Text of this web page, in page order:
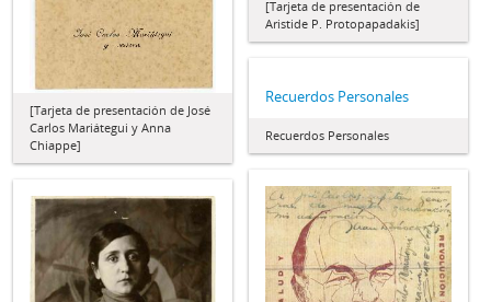
[Tarjeta de presentación de
Aristide P. Protopapadakis]
[Tarjeta de presentación de José
Carlos Mariátegui y Anna
Chiappe]
Recuerdos Personales
Recuerdos Personales